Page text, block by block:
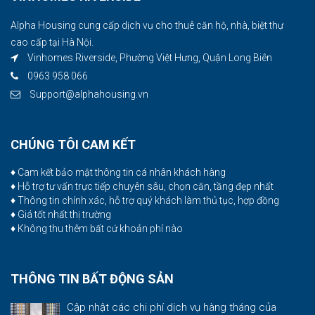
Alpha Housing cung cấp dịch vụ cho thuê căn hộ, nhà, biệt thự
cao cấp tại Hà Nội.
Vinhomes Riverside, Phường Việt Hưng, Quận Long Biên
0963 958 066
Support@alphahousing.vn
CHÚNG TÔI CAM KẾT
♦ Cam kết bảo mật thông tin cá nhân khách hàng
♦ Hỗ trợ tư vấn trực tiếp chuyên sâu, chọn căn, tầng đẹp nhất
♦ Thông tin chính xác, hỗ trợ quý khách làm thủ tục, hợp đồng
♦ Giá tốt nhất thị trường
♦ Không thu thêm bất cứ khoản phí nào
THÔNG TIN BẤT ĐỘNG SẢN
Cập nhật các chi phí dịch vụ hàng tháng của